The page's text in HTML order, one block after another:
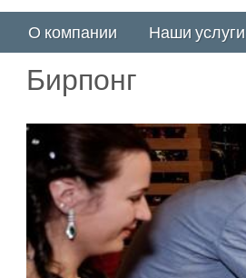
О компании Наши услуги
Бирпонг